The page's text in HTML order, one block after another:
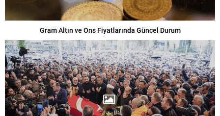
Gram Altın ve Ons Fiyatlarında Güncel Durum